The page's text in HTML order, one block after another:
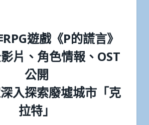
遊戲《P的謊言》
片、角色情報、OST
公開
入探索廢墟城市「克
拉特」